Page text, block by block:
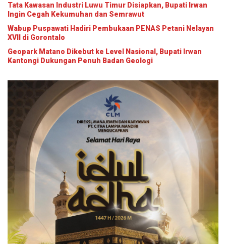
Tata Kawasan Industri Luwu Timur Disiapkan, Bupati Irwan
Ingin Cegah Kekumuhan dan Semrawut
Wabup Puspawati Hadiri Pembukaan PENAS Petani Nelayan
XVII di Gorontalo
Geopark Matano Dikebut ke Level Nasional, Bupati Irwan
Kantongi Dukungan Penuh Badan Geologi